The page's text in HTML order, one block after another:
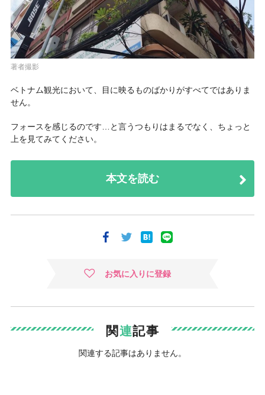
著者撮影
ベトナム観光において、目に映るものばかりがすべてではありま
せん。
フォースを感じるのです…と言うつもりはまるでなく、ちょっと
上を見てみてください。
本文を読む
お気に入りに登録
関連記事
関連する記事はありません。